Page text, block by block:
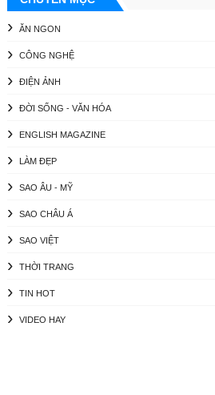
ĂN NGON
CÔNG NGHỆ
ĐIỆN ẢNH
ĐỜI SỐNG - VĂN HÓA
ENGLISH MAGAZINE
LÀM ĐẸP
SAO ÂU - MỸ
SAO CHÂU Á
SAO VIỆT
THỜI TRANG
TIN HOT
VIDEO HAY